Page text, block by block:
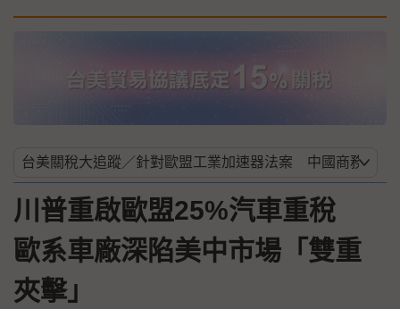
川普重啟歐盟25%汽車重稅
歐系車廠深陷美中市場「雙重
夾擊」